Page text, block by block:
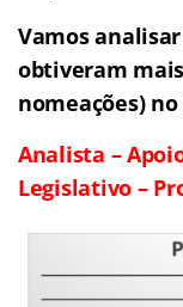
Vamos
obtiveram
nomeações)
Analista –
Legislativo –